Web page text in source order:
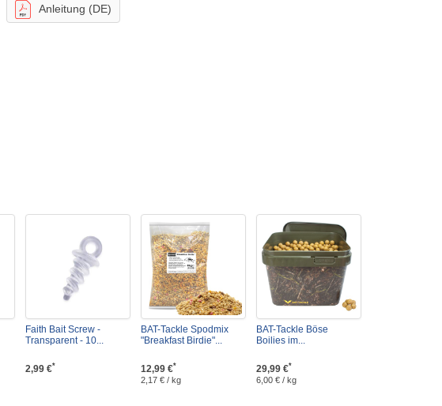
Anleitung (DE)
Faith Bait Screw -
Transparent - 10...
2,99 €*
BAT-Tackle Spodmix
"Breakfast Birdie"...
12,99 €*
2,17 € / kg
BAT-Tackle Böse
Boilies im...
29,99 €*
6,00 € / kg